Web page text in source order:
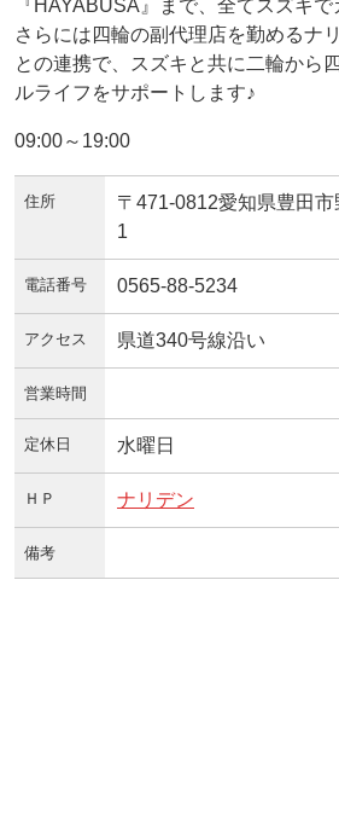
『HAYABUSA』まで、全てスズキで
さらには四輪の副代理店を勤めるナ
との連携で、スズキと共に二輪から
ルライフをサポートします♪
09:00～19:00
住所
〒471-0812愛知県豊田
1
電話番号 0565-88-5234
アクセス 県道340号線沿い
営業時間
定休日 水曜日
ＨＰ ナリデン
備考